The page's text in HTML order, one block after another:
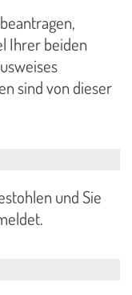
Ihrer beiden
sind von dieser
und Sie